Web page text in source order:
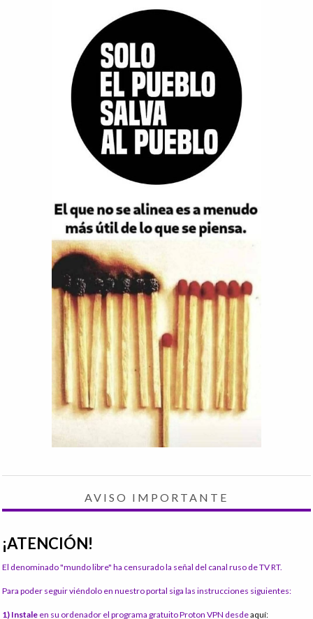
AVISO IMPORTANTE
¡ATENCIÓN!
El denominado "mundo libre" ha censurado la señal del canal ruso de TV RT.
Para poder seguir viéndolo en nuestro portal siga las instrucciones siguientes:
1) Instale en su ordenador el programa gratuito Proton VPN desdeaquí: